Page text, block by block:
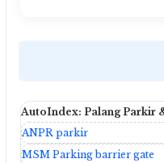
AutoIndex: Palang Parkir
ANPR parkir
MSM Parking barrier gate